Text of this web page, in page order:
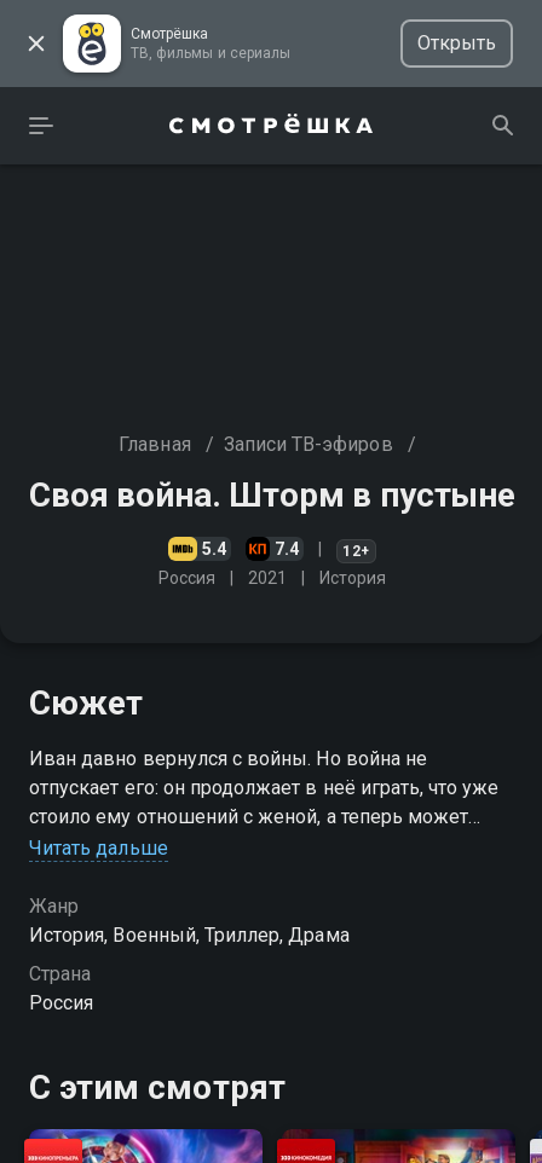
Смотрёшка
ТВ, фильмы и сериалы
Открыть
Главная / Записи ТВ-эфиров /
Своя война. Шторм в пустыне
5.4 7.4 12+
Россия 2021 История
Сюжет
Иван давно вернулся с войны. Но война не
отпускает его: он продолжает в неё играть, что уже
стоило ему отношений с женой, а теперь может
стоить и жизни. Иван отправляется в Сирию под
имени Джон
Читать дальше
Жанр
История, Военный, Триллер, Драма
Страна
Россия
С этим смотрят